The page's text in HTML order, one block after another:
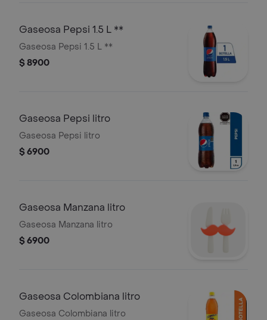
Gaseosa Pepsi 1.5 L **
Gaseosa Pepsi 1.5 L **
$ 8900
Gaseosa Pepsi litro
Gaseosa Pepsi litro
$ 6900
Gaseosa Manzana litro
Gaseosa Manzana litro
$ 6900
Gaseosa Colombiana litro
Gaseosa Colombiana litro